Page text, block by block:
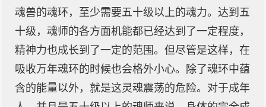
魂兽的魂环，至少需要五十级以上的魂力。达到五
十级，魂师的各方面机能都已经达到了一定程度，
精神力也成长到了一定的范围。但尽管是这样，在
吸收万年魂环的时候也会格外小心。除了魂环中蕴
含的能量以外，就是这灵魂震荡的危险。对于成年